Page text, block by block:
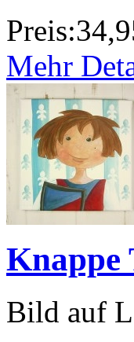
Preis:
Mehr
Knappe
Bild auf